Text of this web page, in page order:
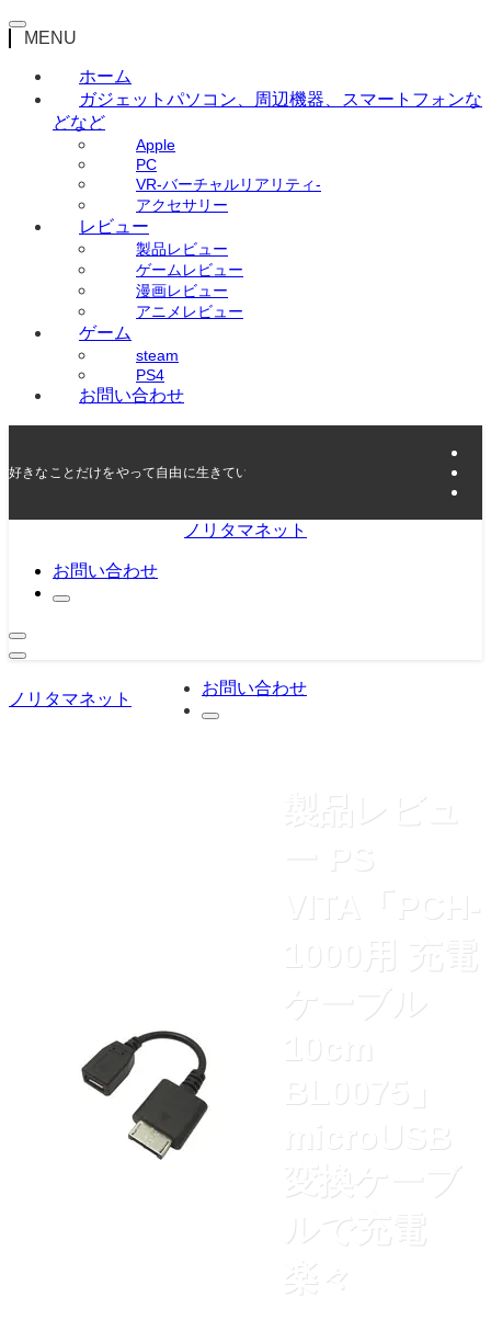
MENU
ホーム
ガジェット パソコン、周辺機器、スマートフォンな
どなど
Apple
PC
VR-バーチャルリアリティ-
アクセサリー
レビュー
製品レビュー
ゲームレビュー
漫画レビュー
アニメレビュー
ゲーム
steam
PS4
お問い合わせ
好きなことだけをやって自由に生きていく
ノリタマネット
お問い合わせ
ノリタマネット
お問い合わせ
製品レビュ
ー PS
VITA「PCH-
1000用 充電
ケーブル
10cm
BL0075」
microUSB
変換ケーブ
ルで充電
楽々